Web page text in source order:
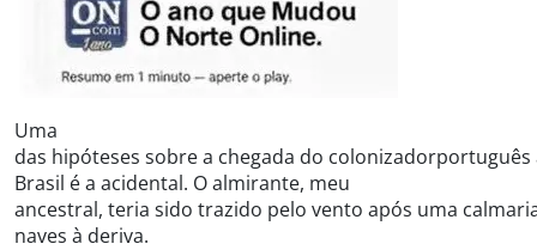
Uma
das hipóteses sobre a chegada do colonizadorportuguês
Brasil é a acidental. O almirante, meu
ancestral, teria sido trazido pelo vento após uma
naves à deriva.